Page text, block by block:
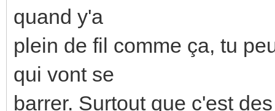
quand y'a
plein de fil comme ça, tu
qui vont se
barrer. Surtout que c'est